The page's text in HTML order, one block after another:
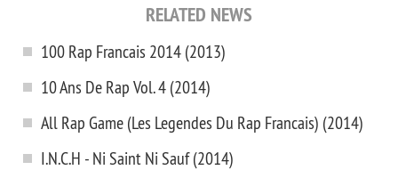
RELATED NEWS
100 Rap Francais 2014 (2013)
10 Ans De Rap Vol. 4 (2014)
All Rap Game (Les Legendes Du Rap Francais) (2014)
I.N.C.H - Ni Saint Ni Sauf (2014)